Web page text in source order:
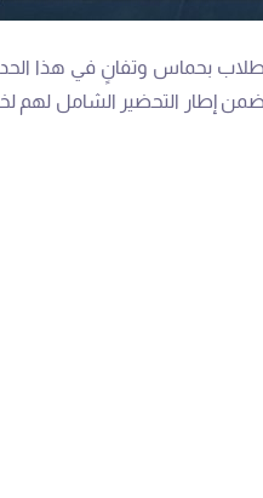
بحماس وتفانٍ في هذا الحدث
ضمن إطار التحضير الشامل لهم